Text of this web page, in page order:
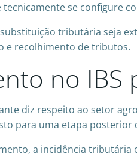
se configure
tributária seja
e recolhimento de tributos.
no IBS
diz respeito ao setor
para uma etapa posterior
a incidência